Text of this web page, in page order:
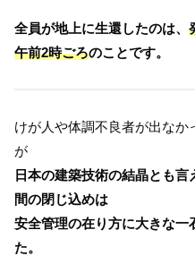
全員が地上に生還したのは、
午前2時ごろのことです。
けが人や体調不良者が出なか
が
日本の建築技術の結晶とも
間の閉じ込めは
安全管理の在り方に大きな一
た。